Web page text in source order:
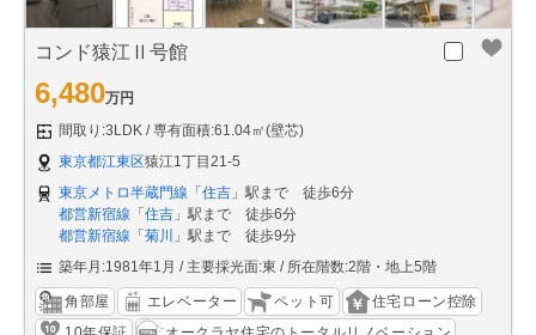
コンド猿江Ⅱ号館
6,480万円
間取り:3LDK
専有面積:61.04㎡(壁芯)
東京都江東区猿江1丁目21-5
東京メトロ半蔵門線 「 住吉 」駅まで 徒歩6分
都営新宿線 「 住吉 」駅まで 徒歩6分
都営新宿線 「 菊川
」駅まで 徒歩9分
築年月:1981年1月
主要採光面:東 所在階数:2階・地上5階
角部屋 エレベーター ペット可
住宅ローン控除